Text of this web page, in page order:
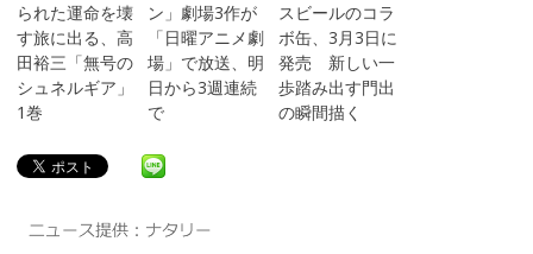
られた運命を壊
す旅に出る、高
田裕三「無号の
シュネルギア」
1巻
ン」劇場3作が
「日曜アニメ劇
場」で放送、明
日から3週連続
で
スビールのコラ
ボ缶、3月3日に
発売 新しい一
歩踏み出す門出
の瞬間描く